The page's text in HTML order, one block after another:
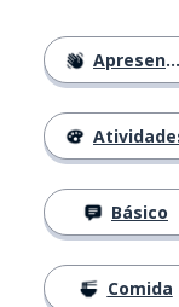
Apresentações
Básico
Comida